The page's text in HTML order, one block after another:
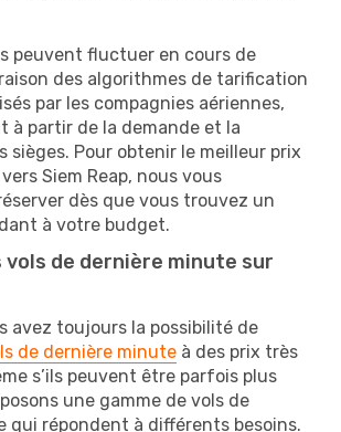
peuvent fluctuer en cours de
des algorithmes de tarification
par les compagnies aériennes,
à partir de la demande et la
sièges. Pour obtenir le meilleur prix
Siem Reap, nous vous
dès que vous trouvez un
à votre budget.
vols de dernière minute sur
avez toujours la possibilité de
de dernière minute à des prix très
s’ils peuvent être parfois plus
une gamme de vols de
qui répondent à différents besoins.